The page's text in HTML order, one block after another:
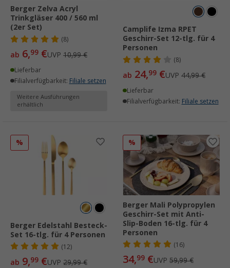
Berger Zelva Acryl
Trinkgläser 400 / 560 ml
(2er Set)
(8)
ab 6,99 €UVP 10,99 €
Lieferbar
Filialverfügbarkeit: Filiale setzen
Weitere Ausführungen
erhältlich
Camplife Izma RPET
Geschirr-Set 12-tlg. für 4
Personen
(8)
ab 24,99 €UVP 44,99 €
Lieferbar
Filialverfügbarkeit: Filiale setzen
%
Berger Edelstahl Besteck-
Set 16-tlg. für 4 Personen
(12)
ab 9,99 €UVP 29,99 €
%
Berger Mali Polypropylen
Geschirr-Set mit Anti-
Slip-Boden 16-tlg. für 4
Personen
(16)
34,99 €UVP 59,99 €